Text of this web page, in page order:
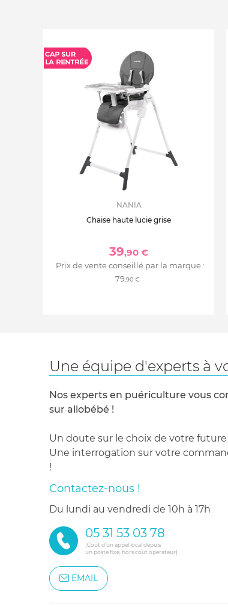
NANIA
Chaise haute lucie grise
39,90 €
Prix de vente conseillé par la marque :
79,90 €
Une équipe d'experts à
Nos experts en puériculture vous
sur allobébé !
Un doute sur le choix de votre
Une interrogation sur votre
!
Contactez-nous !
du lundi au vendredi de 10h à 17h
05 31 53 03 78
(Coût d'un appel local depuis
un poste fixe, hors coût opérateur)
EMAIL